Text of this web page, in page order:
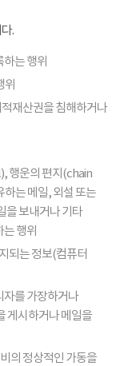
.
는 행위
위
재산권을 침해하거나
행운의 편지(chain
는 메일, 외설 또는
을 보내거나 기타
행위
되는 정보(컴퓨터
자를 가장하거나
게시하거나 메일을
의 정상적인 가동을